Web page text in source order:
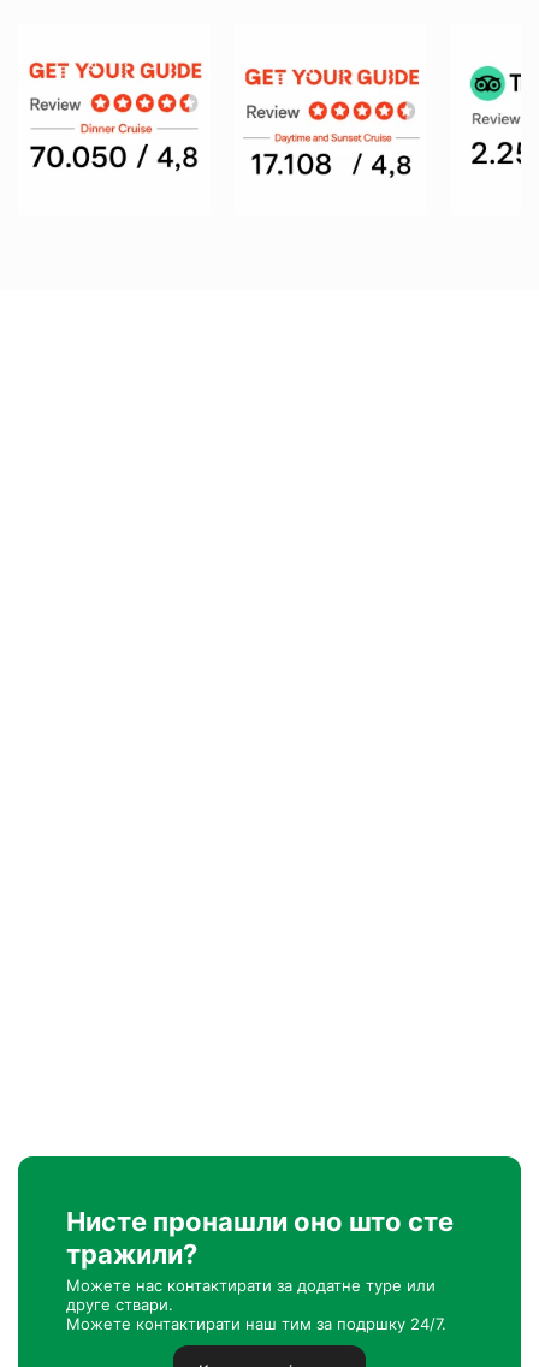
Нисте пронашли оно што сте
тражили?
Можете нас контактирати за додатне туре или
друге ствари.
Можете контактирати наш тим за подршку 24/7.